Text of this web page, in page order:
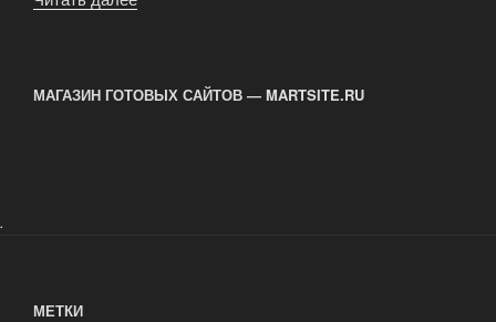
МАГАЗИН ГОТОВЫХ САЙТОВ — MARTSITE.RU
.
МЕТКИ